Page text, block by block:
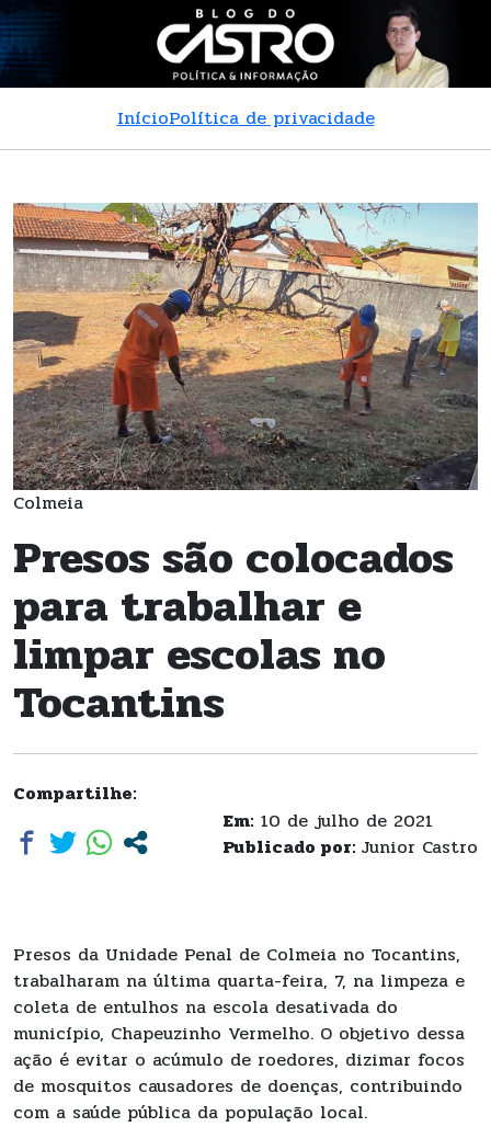
InícioPolítica de privacidade
Colmeia
Presos são colocados
para trabalhar e
limpar escolas no
Tocantins
Compartilhe:
Em: 10 de julho de 2021
Publicado por: Junior Castro
Presos da Unidade Penal de Colmeia no Tocantins,
trabalharam na última quarta-feira, 7, na limpeza e
coleta de entulhos na escola desativada do
município, Chapeuzinho Vermelho. O objetivo dessa
ação é evitar o acúmulo de roedores, dizimar focos
de mosquitos causadores de doenças, contribuindo
com a saúde pública da população local.